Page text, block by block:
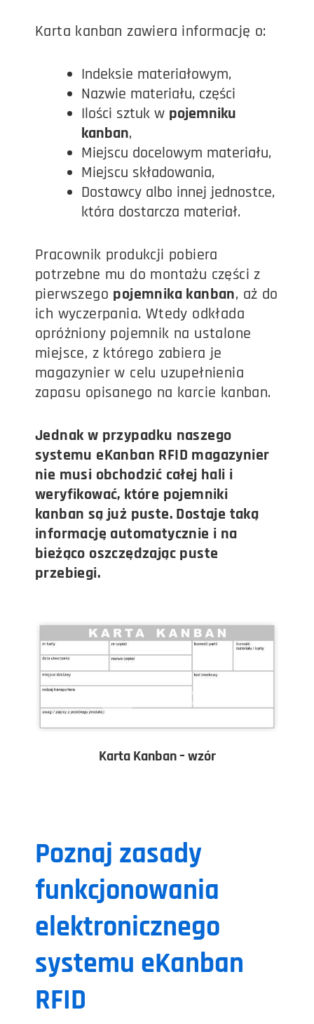
Karta kanban zawiera informację o:
Indeksie materiałowym,
Nazwie materiału, części
Ilości sztuk w pojemniku
kanban,
Miejscu docelowym materiału,
Miejscu składowania,
Dostawcy albo innej jednostce,
która dostarcza materiał.
Pracownik produkcji pobiera
potrzebne mu do montażu części z
pierwszego pojemnika kanban, aż do
ich wyczerpania. Wtedy odkłada
opróżniony pojemnik na ustalone
miejsce, z którego zabiera je
magazynier w celu uzupełnienia
zapasu opisanego na karcie kanban.
Jednak w przypadku naszego
systemu eKanban RFID magazynier
nie musi obchodzić całej hali i
weryfikować, które pojemniki
kanban są już puste. Dostaje taką
informację automatycznie i na
bieżąco oszczędzając puste
przebiegi.
Karta Kanban – wzór
Poznaj zasady
funkcjonowania
elektronicznego
systemu eKanban
RFID